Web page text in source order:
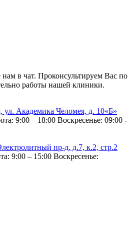
в чат. Проконсультируем Вас по
работы нашей клиники.
Академика Челомея, д. 10«Б»
9:00 – 18:00 Воскресенье: 09:00 -
пр-д, д.7, к.2, стр.2
9:00 – 15:00 Воскресенье: